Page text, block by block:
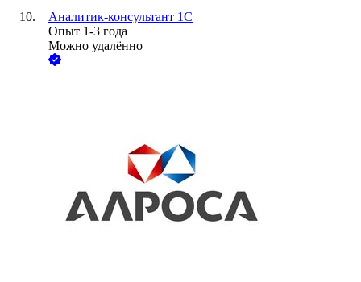
Аналитик-консультант 1С
Опыт 1-3 года
Можно удалённо